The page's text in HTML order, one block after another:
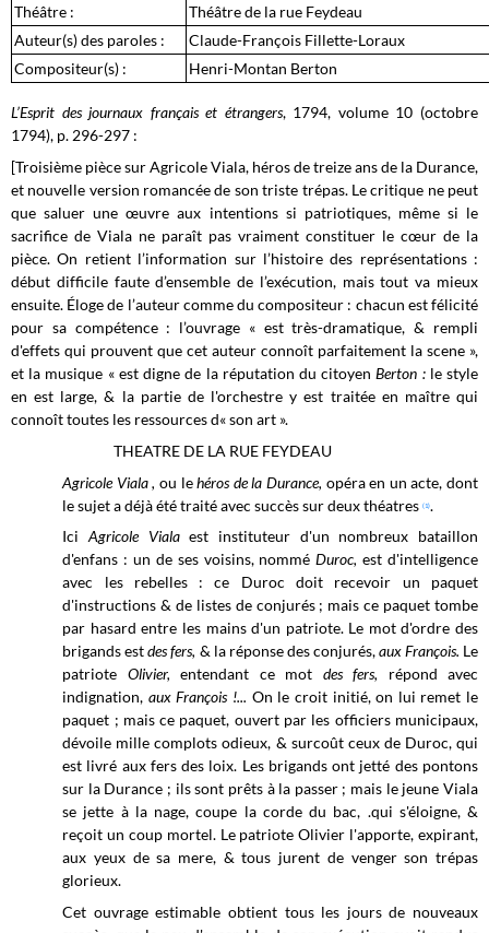
Théâtre :
Théâtre de la rue Feydeau
Auteur(s) des paroles :
Claude-François Fillette-Loraux
Compositeur(s) :
Henri-Montan Berton
L’Esprit des journaux français et étrangers, 1794, volume 10 (octobre
1794), p. 296-297 :
[Troisième pièce sur Agricole Viala, héros de treize ans de la Durance,
et nouvelle version romancée de son triste trépas. Le critique ne peut
que saluer une œuvre aux intentions si patriotiques, même si le
sacrifice de Viala ne paraît pas vraiment constituer le cœur de la
pièce. On retient l’information sur l’histoire des représentations :
début difficile faute d’ensemble de l’exécution, mais tout va mieux
ensuite. Éloge de l’auteur comme du compositeur : chacun est félicité
pour sa compétence : l’ouvrage « est très-dramatique, & rempli
d'effets qui prouvent que cet auteur connoît parfaitement la scene »,
et la musique « est digne de la réputation du citoyenBerton : le style
en est large, & la partie de l'orchestre y est traitée en maître qui
connoît toutes les ressources d« son art ».
THEATRE DE LA RUE FEYDEAU
Agricole Viala ,ou lehéros de la Durance, opéra en un acte, dont
le sujet a déjà été traité avec succès sur deux théatres(1).
IciAgricole Vialaest instituteur d'un nombreux bataillon
d'enfans : un de ses voisins, nomméDuroc,est d'intelligence
avec les rebelles : ce Duroc doit recevoir un paquet
d'instructions & de listes de conjurés ; mais ce paquet tombe
par hasard entre les mains d'un patriote. Le mot d'ordre des
brigands estdes fers, & la réponse des conjurés,aux François. Le
patriote Olivier,entendant ce mot des fers, répond avec
indignation, aux François !... On le croit initié, on lui remet le
paquet ; mais ce paquet, ouvert par les officiers municipaux,
dévoile mille complots odieux, & surcoût ceux de Duroc, qui
est livré aux fers des loix. Les brigands ont jetté des pontons
sur la Durance ; ils sont prêts à la passer ; mais le jeune Viala
se jette à la nage, coupe la corde du bac, .qui s'éloigne, &
reçoit un coup mortel. Le patriote Olivier l'apporte, expirant,
aux yeux de sa mere, & tous jurent de venger son trépas
glorieux.
Cet ouvrage estimable obtient tous les jours de nouveaux